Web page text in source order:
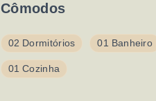
Cômodos
02 Dormitórios 01 Banheiro
01 Cozinha